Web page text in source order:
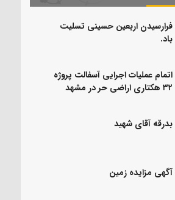
فرارسیدن اربعین حسینی تسلیت
باد.
اتمام عملیات اجرایی آسفالت پروژه
۳۲ هکتاری اراضی حر در مشهد
بدرقه آقای شهید
آگهی مزایده زمین